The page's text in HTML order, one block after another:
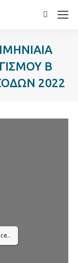
Search:
Β
2022